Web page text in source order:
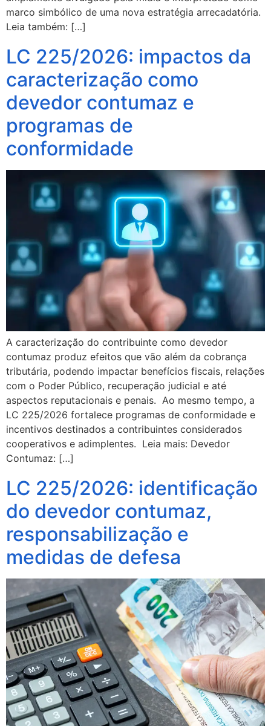
marco simbólico de uma nova estratégia arrecadatória.
Leia também: […]
LC 225/2026: impactos da
caracterização como
devedor contumaz e
programas de
conformidade
A caracterização do contribuinte como devedor
contumaz produz efeitos que vão além da cobrança
tributária, podendo impactar benefícios fiscais, relações
com o Poder Público, recuperação judicial e até
aspectos reputacionais e penais. Ao mesmo tempo, a
LC 225/2026 fortalece programas de conformidade e
incentivos destinados a contribuintes considerados
cooperativos e adimplentes. Leia mais: Devedor
Contumaz: […]
LC 225/2026: identificação
do devedor contumaz,
responsabilização e
medidas de defesa